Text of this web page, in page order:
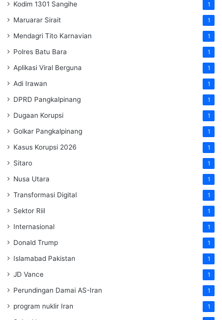
Kodim 1301 Sangihe 1
Maruarar Sirait 1
Mendagri Tito Karnavian 1
Polres Batu Bara 1
Aplikasi Viral Berguna 1
Adi Irawan 1
DPRD Pangkalpinang 1
Dugaan Korupsi 1
Golkar Pangkalpinang 1
Kasus Korupsi 2026 1
Sitaro 1
Nusa Utara 1
Transformasi Digital 1
Sektor Riil 1
Internasional 1
Donald Trump 1
Islamabad Pakistan 1
JD Vance 1
Perundingan Damai AS-Iran 1
program nuklir Iran 1